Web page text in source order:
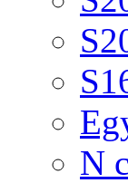
N